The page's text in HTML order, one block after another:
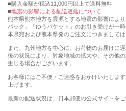
購入金額が税込11,000円以上で送料無料
地震の影響による配送遅延について
熊本県熊本地方を震源とする地震の影響によ
パック」「ゆうパケット」のお引き受けが一
本県宛および熊本県発のご注文につきまして
また、九州地方を中心に、お荷物のお届けに
後の状況により、対象地域の拡大や、その他
生じる場合がございます。
お客様にはご不便・ご迷惑をおかけいたしま
上げます。
最新の配送状況は、日本郵便の公式サイトをご